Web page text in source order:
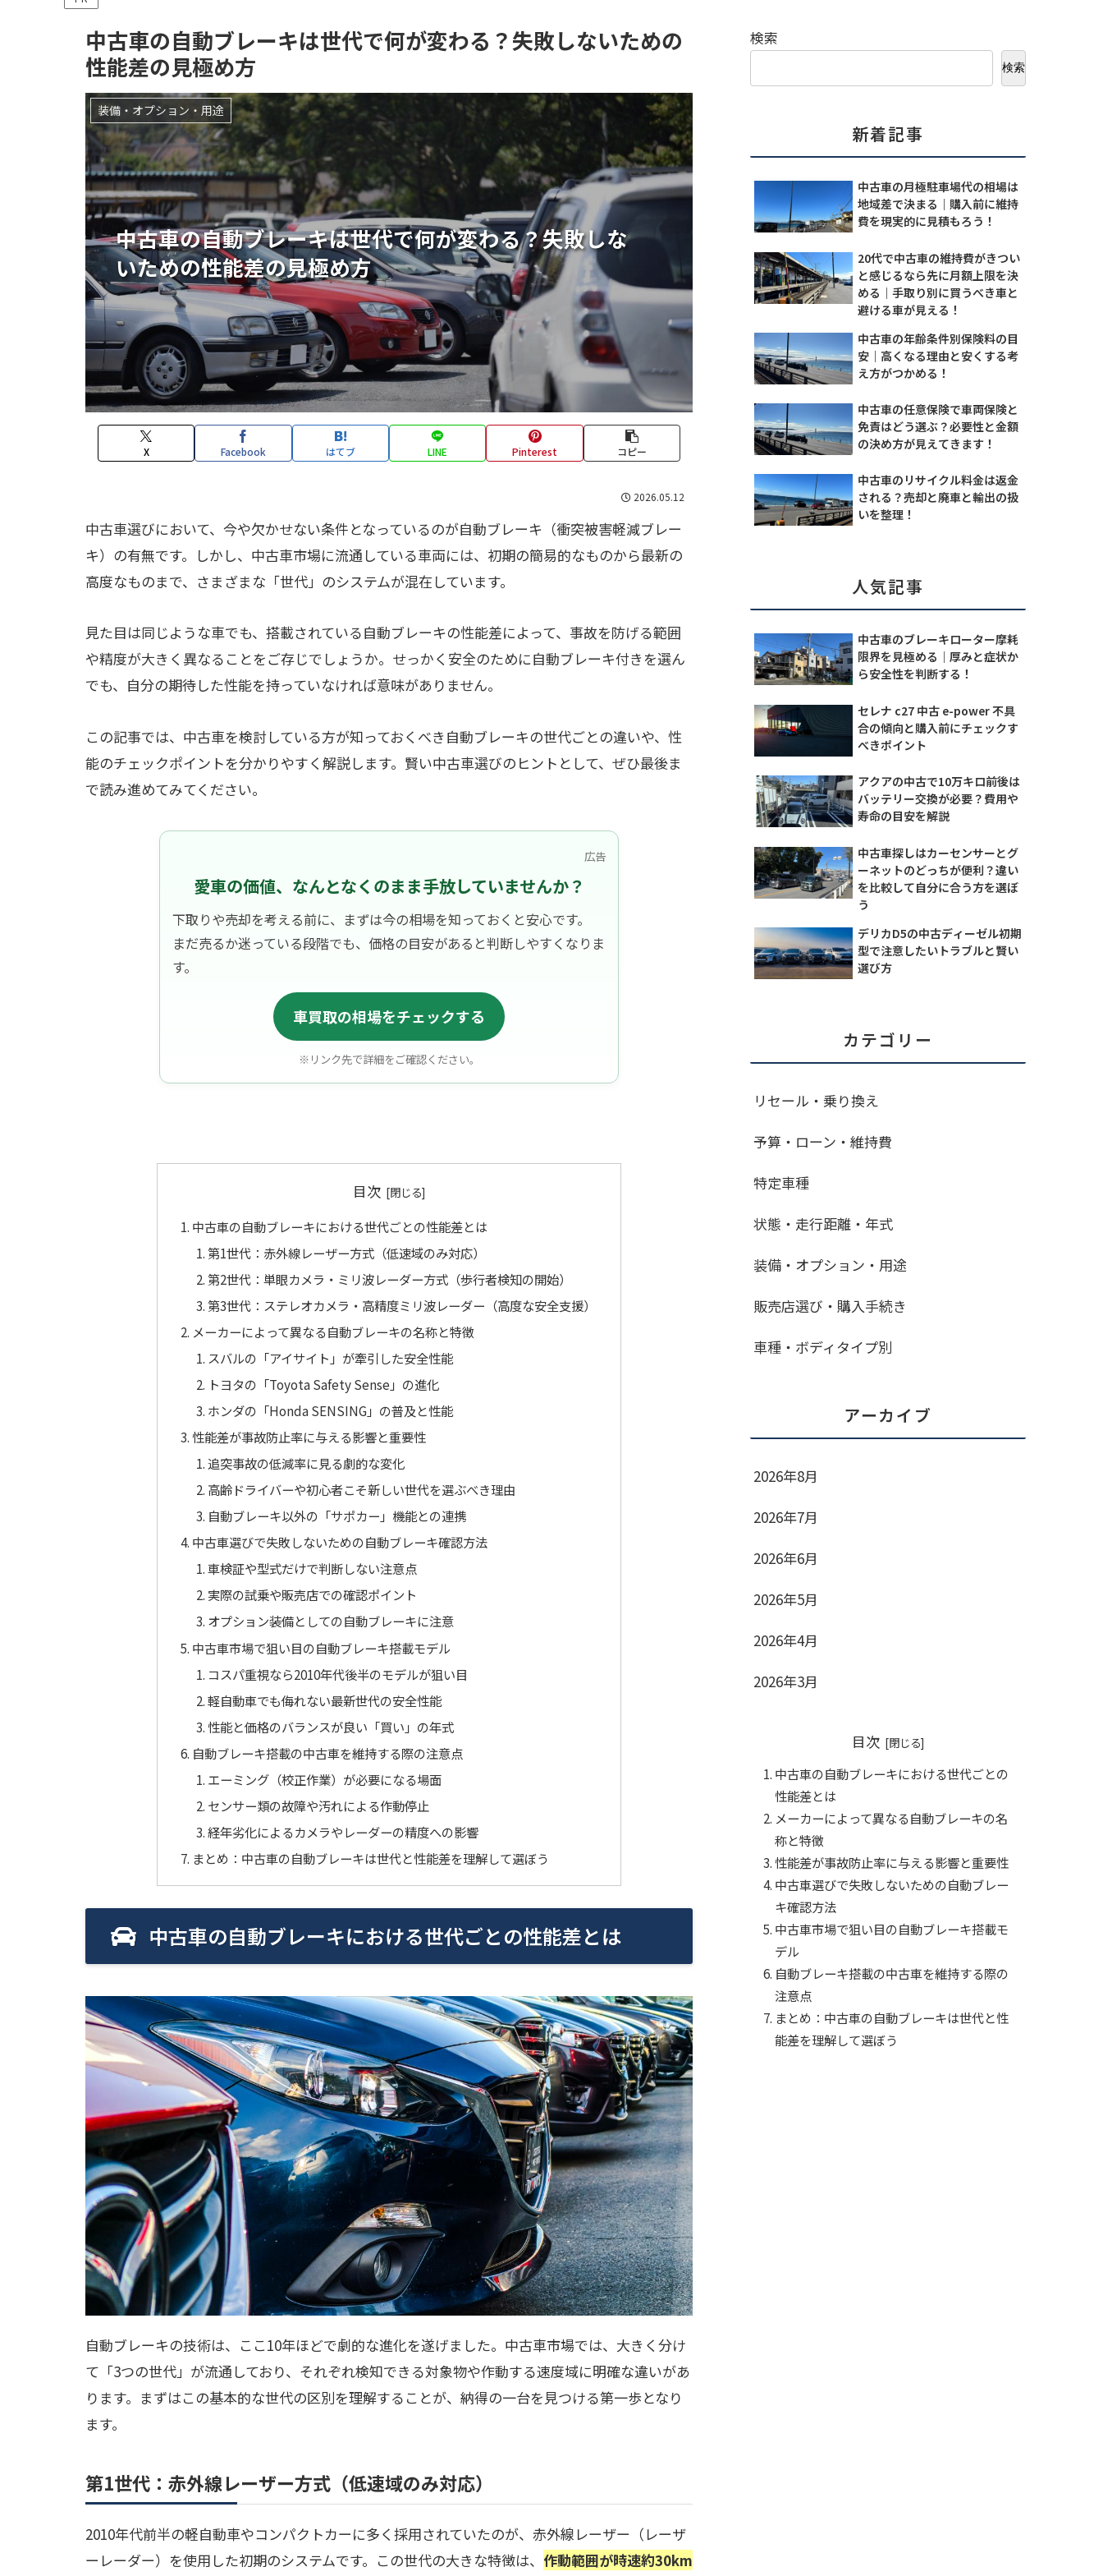
中古車の自動ブレーキは世代で何が変わる？失敗しないための
性能差の見極め方
中古車の自動ブレーキは世代で何が変わる？失敗しな
いための性能差の見極め方
装備・オプション・用途
X Facebook はてブ LINE Pinterest コピー
2026.05.12
中古車選びにおいて、今や欠かせない条件となっているのが自動ブレーキ（衝突被害軽減ブレー
キ）の有無です。しかし、中古車市場に流通している車両には、初期の簡易的なものから最新の
高度なものまで、さまざまな「世代」のシステムが混在しています。
見た目は同じような車でも、搭載されている自動ブレーキの性能差によって、事故を防げる範囲
や精度が大きく異なることをご存じでしょうか。せっかく安全のために自動ブレーキ付きを選ん
でも、自分の期待した性能を持っていなければ意味がありません。
この記事では、中古車を検討している方が知っておくべき自動ブレーキの世代ごとの違いや、性
能のチェックポイントを分かりやすく解説します。賢い中古車選びのヒントとして、ぜひ最後ま
で読み進めてみてください。
広告
愛車の価値、なんとなくのまま手放していませんか？
下取りや売却を考える前に、まずは今の相場を知っておくと安心です。
まだ売るか迷っている段階でも、価格の目安があると判断しやすくなりま
す。
車買取の相場をチェックする
※リンク先で詳細をご確認ください。
目次
中古車の自動ブレーキにおける世代ごとの性能差とは
第1世代：赤外線レーザー方式（低速域のみ対応）
第2世代：単眼カメラ・ミリ波レーダー方式（歩行者検知の開始）
第3世代：ステレオカメラ・高精度ミリ波レーダー（高度な安全支援）
メーカーによって異なる自動ブレーキの名称と特徴
スバルの「アイサイト」が牽引した安全性能
トヨタの「Toyota Safety Sense」の進化
ホンダの「Honda SENSING」の普及と性能
性能差が事故防止率に与える影響と重要性
追突事故の低減率に見る劇的な変化
高齢ドライバーや初心者こそ新しい世代を選ぶべき理由
自動ブレーキ以外の「サポカー」機能との連携
中古車選びで失敗しないための自動ブレーキ確認方法
車検証や型式だけで判断しない注意点
実際の試乗や販売店での確認ポイント
オプション装備としての自動ブレーキに注意
中古車市場で狙い目の自動ブレーキ搭載モデル
コスパ重視なら2010年代後半のモデルが狙い目
軽自動車でも侮れない最新世代の安全性能
性能と価格のバランスが良い「買い」の年式
自動ブレーキ搭載の中古車を維持する際の注意点
エーミング（校正作業）が必要になる場面
センサー類の故障や汚れによる作動停止
経年劣化によるカメラやレーダーの精度への影響
まとめ：中古車の自動ブレーキは世代と性能差を理解して選ぼう
中古車の自動ブレーキにおける世代ごとの性能差とは
自動ブレーキの技術は、ここ10年ほどで劇的な進化を遂げました。中古車市場では、大きく分け
て「3つの世代」が流通しており、それぞれ検知できる対象物や作動する速度域に明確な違いがあ
ります。まずはこの基本的な世代の区別を理解することが、納得の一台を見つける第一歩となり
ます。
第1世代：赤外線レーザー方式（低速域のみ対応）
2010年代前半の軽自動車やコンパクトカーに多く採用されていたのが、赤外線レーザー（レーザ
ーレーダー）を使用した初期のシステムです。この世代の大きな特徴は、 作動範囲が時速約30km
検索
検索
新着記事
中古車の月極駐車場代の相場は
地域差で決まる｜購入前に維持
費を現実的に見積もろう！
20代で中古車の維持費がきつい
と感じるなら先に月額上限を決
める｜手取り別に買うべき車と
避ける車が見える！
中古車の年齢条件別保険料の目
安｜高くなる理由と安くする考
え方がつかめる！
中古車の任意保険で車両保険と
免責はどう選ぶ？必要性と金額
の決め方が見えてきます！
中古車のリサイクル料金は返金
される？売却と廃車と輸出の扱
いを整理！
人気記事
中古車のブレーキローター摩耗
限界を見極める｜厚みと症状か
ら安全性を判断する！
セレナ c27 中古 e-power 不具
合の傾向と購入前にチェックす
べきポイント
アクアの中古で10万キロ前後は
バッテリー交換が必要？費用や
寿命の目安を解説
中古車探しはカーセンサーとグ
ーネットのどっちが便利？違い
を比較して自分に合う方を選ぼ
う
デリカD5の中古ディーゼル初期
型で注意したいトラブルと賢い
選び方
カテゴリー
リセール・乗り換え
予算・ローン・維持費
特定車種
状態・走行距離・年式
装備・オプション・用途
販売店選び・購入手続き
車種・ボディタイプ別
アーカイブ
2026年8月
2026年7月
2026年6月
2026年5月
2026年4月
2026年3月
目次
中古車の自動ブレーキにおける世代ごとの
性能差とは
メーカーによって異なる自動ブレーキの名
称と特徴
性能差が事故防止率に与える影響と重要性
中古車選びで失敗しないための自動ブレー
キ確認方法
中古車市場で狙い目の自動ブレーキ搭載モ
デル
自動ブレーキ搭載の中古車を維持する際の
注意点
まとめ：中古車の自動ブレーキは世代と性
能差を理解して選ぼう